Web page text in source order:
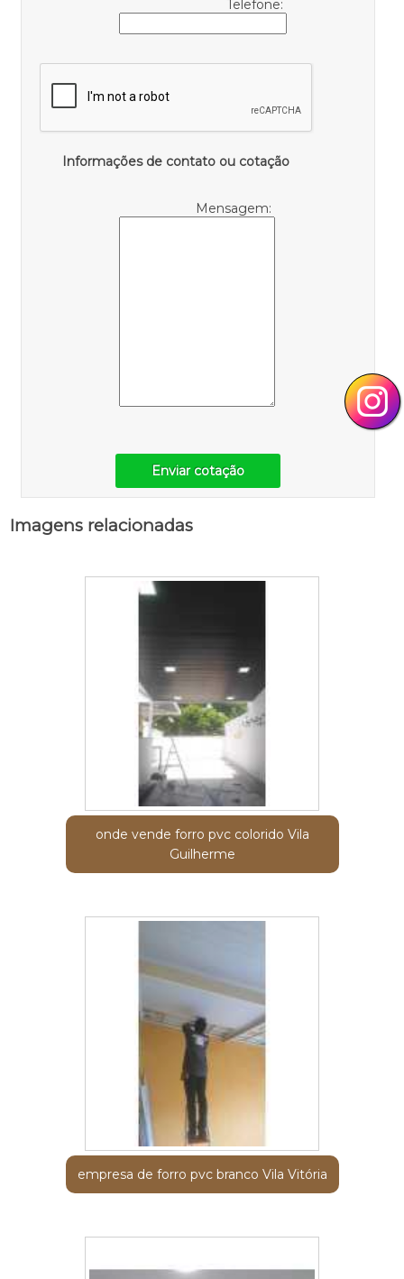
Telefone:
Informações de contato ou cotação
Mensagem:
Enviar cotação
Imagens relacionadas
onde vende forro pvc colorido Vila
Guilherme
empresa de forro pvc branco Vila Vitória